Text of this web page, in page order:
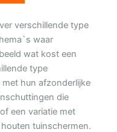
verschillende type
waar
wat kost een
type
hun afzonderlijke
die
een variatie met
tuinschermen.